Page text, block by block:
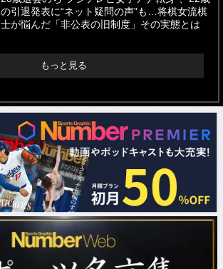
の引退発表に“ネット疑問の声”も…将棋女流棋
士が悩んだ「非公表の旧制度」その実態とは
もっと見る